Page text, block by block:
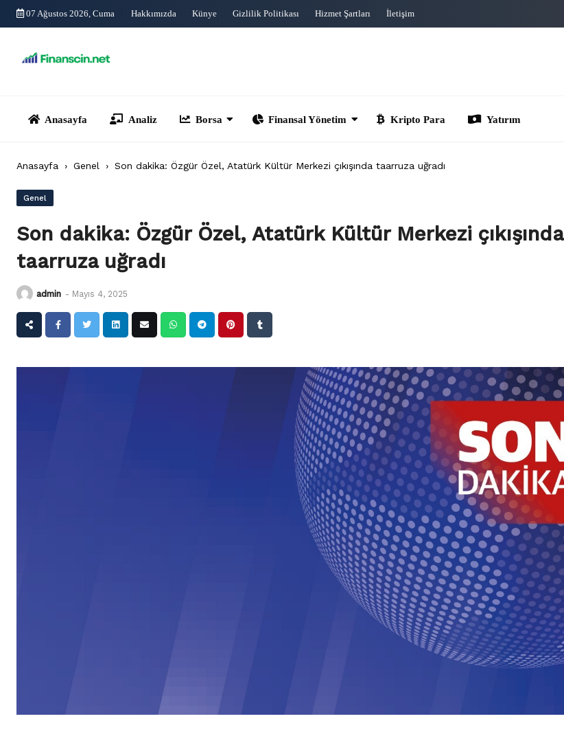
Skip
07 Ağustos 2026, Cuma Hakkımızda Künye Gizlilik Politikası Hizmet Şartları İletişim
Anasayfa › Genel › Son dakika: Özgür Özel, Atatürk Kültür Merkezi çıkışında taarruza uğradı
Genel
Son dakika: Özgür Özel, Atatürk Kültür Merkezi çıkışında
taarruza uğradı
admin - Mayıs 4, 2025